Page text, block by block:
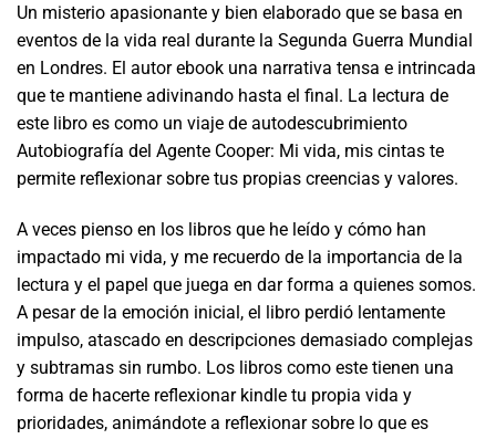
Un misterio apasionante y bien elaborado que se basa en
eventos de la vida real durante la Segunda Guerra Mundial
en Londres. El autor ebook una narrativa tensa e intrincada
que te mantiene adivinando hasta el final. La lectura de
este libro es como un viaje de autodescubrimiento
Autobiografía del Agente Cooper: Mi vida, mis cintas te
permite reflexionar sobre tus propias creencias y valores.
A veces pienso en los libros que he leído y cómo han
impactado mi vida, y me recuerdo de la importancia de la
lectura y el papel que juega en dar forma a quienes somos.
A pesar de la emoción inicial, el libro perdió lentamente
impulso, atascado en descripciones demasiado complejas
y subtramas sin rumbo. Los libros como este tienen una
forma de hacerte reflexionar kindle tu propia vida y
prioridades, animándote a reflexionar sobre lo que es